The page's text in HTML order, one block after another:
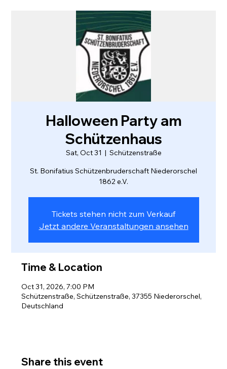
Halloween Party am
Schützenhaus
Sat, Oct 31
  |
Schützenstraße
St. Bonifatius Schützenbruderschaft Niederorschel
Tickets stehen nicht zum Verkauf
Jetzt andere Veranstaltungen ansehen
Time & Location
Oct 31, 2026, 7:00 PM
Schützenstraße, Schützenstraße, 37355 Niederorschel,
Deutschland
Share this event